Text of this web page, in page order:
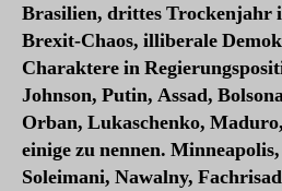
Brasilien, drittes Trockenjahr
Brexit-Chaos, illiberale
Charaktere in
Johnson, Putin, Assad,
Orban, Lukaschenko,
einige zu nennen.
Soleimani, Nawalny,